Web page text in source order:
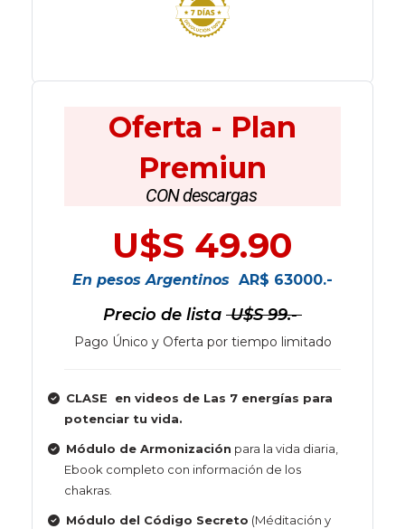
Oferta - Plan
Premiun
CON descargas
U$S 49.90
En pesos Argentinos AR$ 63000.-
Precio de lista U$S 99.-
Pago Único y Oferta por tiempo limitado
CLASE en videos de Las 7 energías para
potenciar tu vida.
Módulo de Armonización para la vida diaria,
Ebook completo con información de los
chakras.
Módulo del Código Secreto (Méditación y